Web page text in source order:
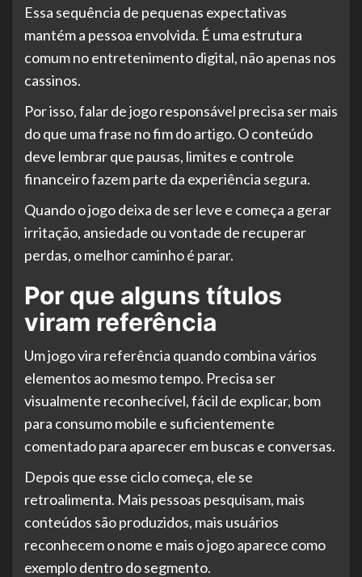
Essa sequência de pequenas expectativas
mantém a pessoa envolvida. É uma estrutura
comum no entretenimento digital, não apenas nos
cassinos.
Por isso, falar de jogo responsável precisa ser mais
do que uma frase no fim do artigo. O conteúdo
deve lembrar que pausas, limites e controle
financeiro fazem parte da experiência segura.
Quando o jogo deixa de ser leve e começa a gerar
irritação, ansiedade ou vontade de recuperar
perdas, o melhor caminho é parar.
Por que alguns títulos
viram referência
Um jogo vira referência quando combina vários
elementos ao mesmo tempo. Precisa ser
visualmente reconhecível, fácil de explicar, bom
para consumo mobile e suficientemente
comentado para aparecer em buscas e conversas.
Depois que esse ciclo começa, ele se
retroalimenta. Mais pessoas pesquisam, mais
conteúdos são produzidos, mais usuários
reconhecem o nome e mais o jogo aparece como
exemplo dentro do segmento.